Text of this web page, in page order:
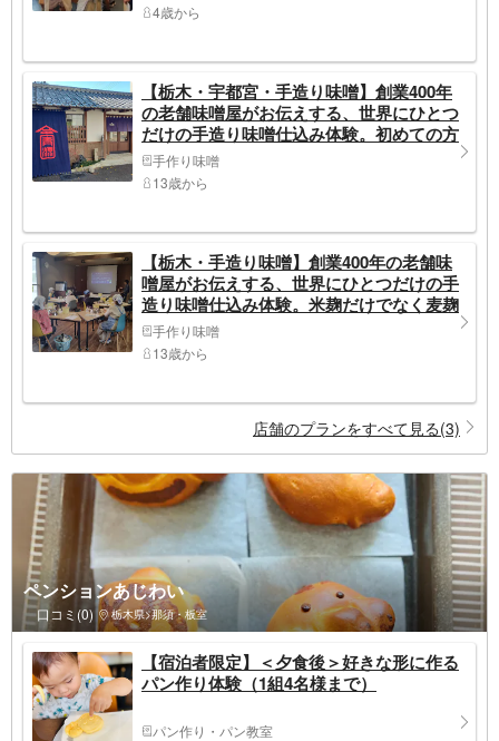
4歳から
【栃木・宇都宮・手造り味噌】創業400年
の老舗味噌屋がお伝えする、世界にひとつ
だけの手造り味噌仕込み体験。初めての方
もしっかりサポートいたします！
手作り味噌
13歳から
【栃木・手造り味噌】創業400年の老舗味
噌屋がお伝えする、世界にひとつだけの手
造り味噌仕込み体験。米麹だけでなく麦麹
や大豆麹を使った配合割合の異なるハイレ
ベルなお味噌を仕込んでみませんか＜Aコ
ース＞
手作り味噌
13歳から
店舗のプランをすべて見る(3)
ペンションあじわい
口コミ(0) 栃木県>那須・板室
【宿泊者限定】＜夕食後＞好きな形に作る
パン作り体験（1組4名様まで）
パン作り・パン教室